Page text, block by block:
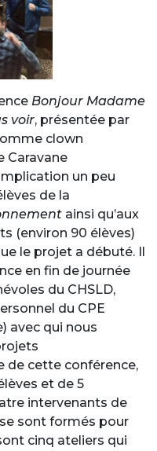
Bonjour Madame
voir, présentée par
clown
Caravane
un peu
de la
ainsi qu’aux
(environ 90 élèves)
le projet a débuté. Il
en fin de journée
du CHSLD,
du CPE
avec qui nous
de cette conférence,
et de 5
intervenants de
sont formés pour
cinq ateliers qui